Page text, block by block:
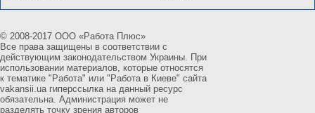
© 2008-2017 ООО «Работа Плюс»
Все права защищены в соответствии с
действующим законодательством Украины. При
использовании материалов, которые относятся
к тематике "Работа" или "Работа в Киеве" сайта
vakansii.ua гиперссылка на данный ресурс
обязательна. Администрация может не
разделять точку зрения авторов